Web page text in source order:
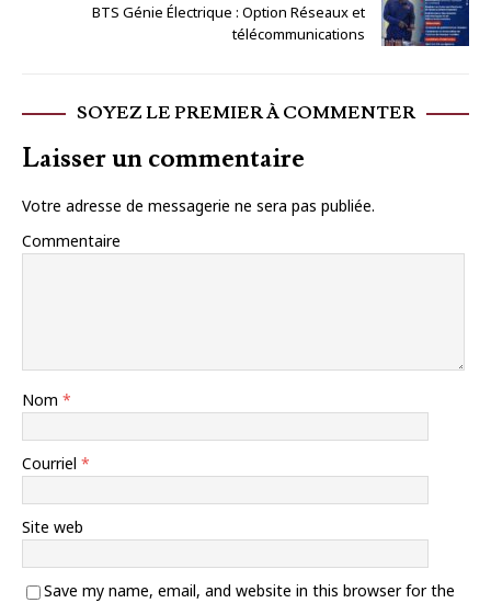
BTS Génie Électrique : Option Réseaux et
télécommunications
SOYEZ LE PREMIER À COMMENTER
Laisser un commentaire
Votre adresse de messagerie ne sera pas publiée.
Commentaire
Nom *
Courriel *
Site web
Save my name, email, and website in this browser for the